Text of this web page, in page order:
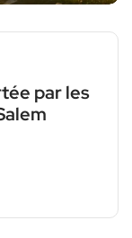
par les